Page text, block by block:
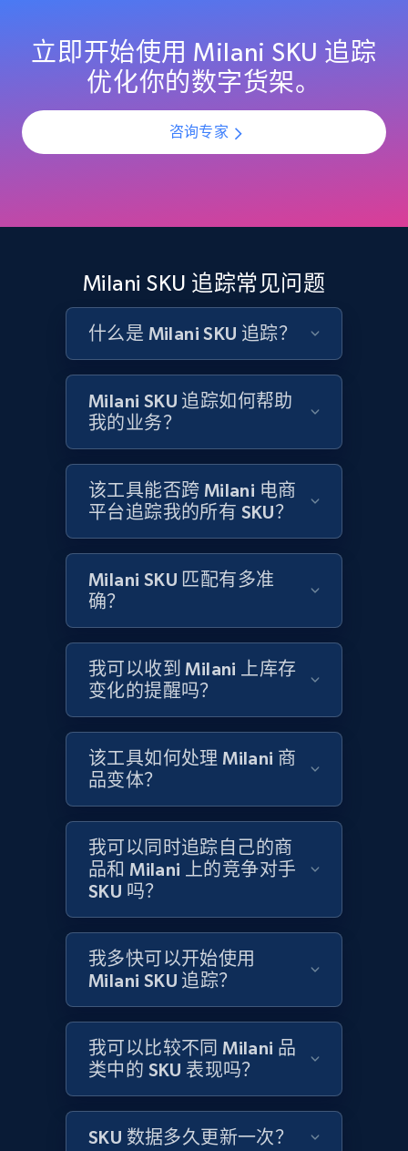
URL, Domain, Country code, Model number,
Sku, Product id, Product name, Manufacturer,
and more.
355+
URL, Domain, Country code, Model number,
Sku, Product id, Product name, Manufacturer,
and more.
2.1K+ 355+ 立即开始
Home Depot US - Discovery products by
specific category URL
URL, Domain, Country code, Model number,
Sku, Product id, Product name, Manufacturer,
and more.
2.1K+ 355+ 立即开始
Amazon products global dataset
Title, Seller name, Brand, Description, Initial
price, Currency, Availability, Reviews count, and
Amazon products global dataset - Collects
products by specific category URL
Title, Seller name, Brand, Description, Initial
price, Currency, Availability, Reviews count, and
2.1K+ 375+ 立即开始
Amazon products global dataset -
Collecting products by keyword search
立即开始使用 Milani SKU 追踪
优化你的数字货架。
咨询专家
Milani SKU 追踪常见问题
什么是 Milani SKU 追踪？
Milani SKU 追踪如何帮助
我的业务？
该工具能否跨 Milani 电商
平台追踪我的所有 SKU？
Milani SKU 匹配有多准
确？
我可以收到 Milani 上库存
变化的提醒吗？
该工具如何处理 Milani 商
品变体？
我可以同时追踪自己的商
品和 Milani 上的竞争对手
SKU 吗？
我多快可以开始使用
Milani SKU 追踪？
我可以比较不同 Milani 品
类中的 SKU 表现吗？
SKU 数据多久更新一次？